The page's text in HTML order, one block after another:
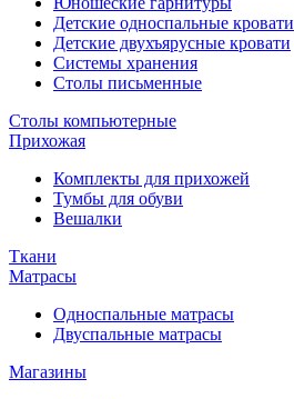
Детские односпальные кровати
Детские двухъярусные кровати
Системы хранения
Столы письменные
Столы компьютерные
Прихожая
Комплекты для прихожей
Тумбы для обуви
Вешалки
Ткани
Матрасы
Односпальные матрасы
Двуспальные матрасы
Магазины